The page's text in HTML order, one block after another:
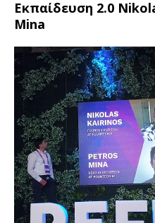
Εκπαίδευση 2.0
Mina